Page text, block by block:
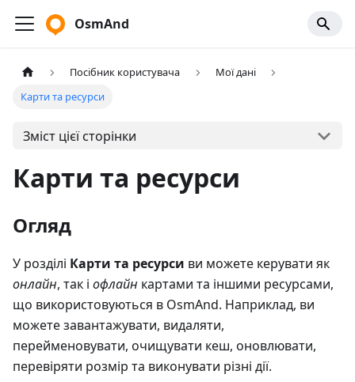
OsmAnd
Посібник користувача
Мої дані
Карти та ресурси
Зміст цієї сторінки
Карти та ресурси
Огляд
У розділі Карти та ресурси ви можете керувати як
онлайн, так і офлайн картами та іншими ресурсами,
що використовуються в OsmAnd. Наприклад, ви
можете завантажувати, видаляти,
перейменовувати, очищувати кеш, оновлювати,
перевіряти розмір та виконувати різні дії.